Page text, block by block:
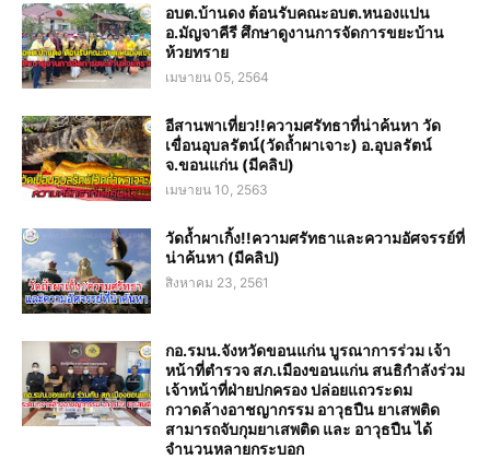
อบต.บ้านดง ต้อนรับคณะอบต.หนองแปน
อ.มัญจาคีรี ศึกษาดูงานการจัดการขยะบ้าน
ห้วยทราย
เมษายน 05, 2564
อีสานพาเที่ยว!!ความศรัทธาที่น่าค้นหา วัด
เขื่อนอุบลรัตน์(วัดถ้ำผาเจาะ) อ.อุบลรัตน์
จ.ขอนแก่น (มีคลิป)
เมษายน 10, 2563
วัดถ้ำผาเกิ้ง!!ความศรัทธาและความอัศจรรย์ที่
น่าค้นหา (มีคลิป)
สิงหาคม 23, 2561
กอ.รมน.จังหวัดขอนแก่น บูรณาการร่วม เจ้า
หน้าที่ตำรวจ สภ.เมืองขอนแก่น สนธิกำลังร่วม
เจ้าหน้าที่ฝ่ายปกครอง ปล่อยแถวระดม
กวาดล้างอาชญากรรม อาวุธปืน ยาเสพติด
สามารถจับกุมยาเสพติด และ อาวุธปืน ได้
จำนวนหลายกระบอก